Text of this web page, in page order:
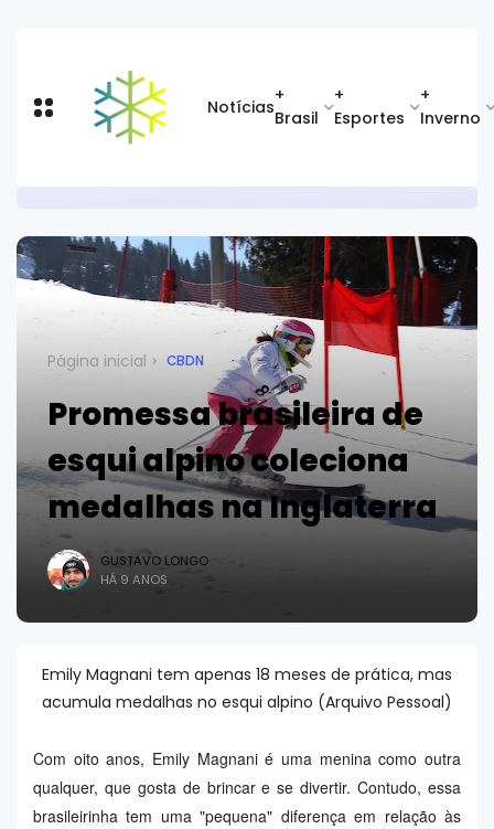
Notícias
+
Brasil
+
Esportes
+
Inverno
Página inicial CBDN
Promessa brasileira de
esqui alpino coleciona
medalhas na Inglaterra
GUSTAVO LONGO
HÁ 9 ANOS
Emily Magnani tem apenas 18 meses de prática, mas
acumula medalhas no esqui alpino (Arquivo Pessoal)
Com oito anos, Emily Magnani é uma menina como outra
qualquer, que gosta de brincar e se divertir. Contudo, essa
brasileirinha tem uma "pequena" diferença em relação às